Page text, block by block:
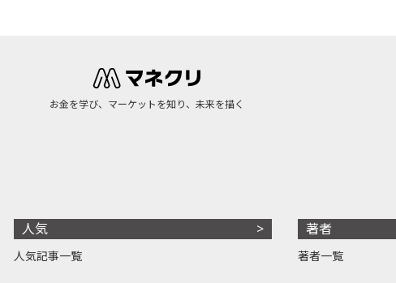
お金を学び、マーケットを知り、未来を描く
人気
人気記事一覧
著者
著者一覧